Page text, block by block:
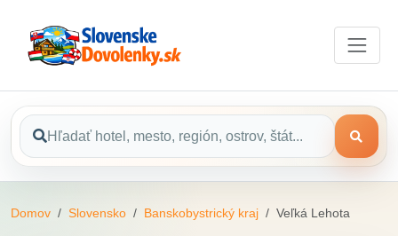
Domov Slovensko Banskobystrický kraj Veľká Lehota